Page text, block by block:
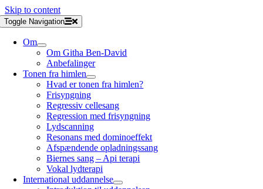
Skip to content
Toggle Navigation
Om
Om Githa Ben-David
Anbefalinger
Tonen fra himlen
Hvad er tonen fra himlen?
Frisyngning
Regressiv cellesang
Regression med frisyngning
Lydscanning
Resonans med dominoeffekt
Afspændende opladningssang
Biernes sang – Api terapi
Vokal lydterapi
International uddannelse